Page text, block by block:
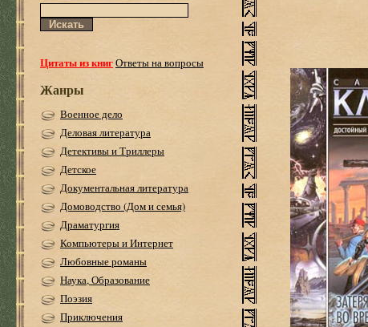
Цитаты из книгОтветы на вопросы
Жанры
Военное дело
Деловая литература
Детективы и Триллеры
Детское
Документальная литература
Домоводство (Дом и семья)
Драматургия
Компьютеры и Интернет
Любовные романы
Наука, Образование
Поэзия
Приключения